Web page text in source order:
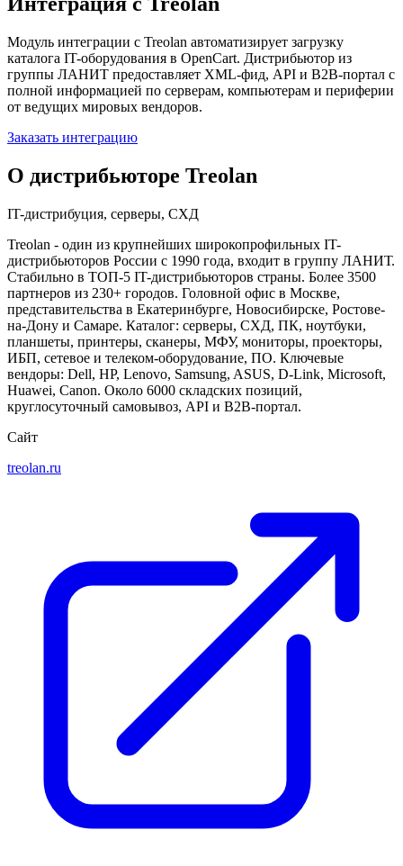
Модуль интеграции с Treolan автоматизирует загрузку
каталога IT-оборудования в OpenCart. Дистрибьютор из
группы ЛАНИТ предоставляет XML-фид, API и B2B-портал с
полной информацией по серверам, компьютерам и периферии
от ведущих мировых вендоров.
Заказать интеграцию
О дистрибьюторе Treolan
IT-дистрибуция, серверы, СХД
Treolan - один из крупнейших широкопрофильных IT-
дистрибьюторов России с 1990 года, входит в группу ЛАНИТ.
Стабильно в ТОП-5 IT-дистрибьюторов страны. Более 3500
партнеров из 230+ городов. Головной офис в Москве,
представительства в Екатеринбурге, Новосибирске, Ростове-
на-Дону и Самаре. Каталог: серверы, СХД, ПК, ноутбуки,
планшеты, принтеры, сканеры, МФУ, мониторы, проекторы,
ИБП, сетевое и телеком-оборудование, ПО. Ключевые
вендоры: Dell, HP, Lenovo, Samsung, ASUS, D-Link, Microsoft,
Huawei, Canon. Около 6000 складских позиций,
круглосуточный самовывоз, API и B2B-портал.
Сайт
treolan.ru